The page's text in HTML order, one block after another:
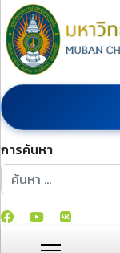
การค้นหา
การค้นหา